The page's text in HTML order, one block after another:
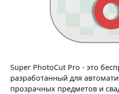
Super PhotoCut Pro - это
разработанный для
прозрачных предметов и